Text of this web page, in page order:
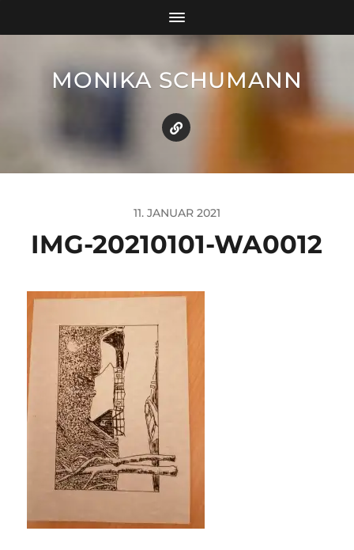
MONIKA SCHUMANN
11. JANUAR 2021
IMG-20210101-WA0012